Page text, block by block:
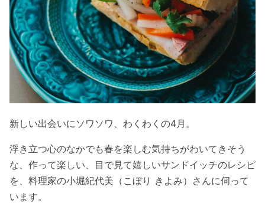
新しい出会いにソワソワ、わくわくの4月。
浮き立つ心のなかでも春を楽しむ気持ちがわいてきそう
な、作って楽しい、目で見て嬉しいサンドイッチのレシピ
を、料理家の小堀紀代美（こぼり きよみ）さんに伺って
います。